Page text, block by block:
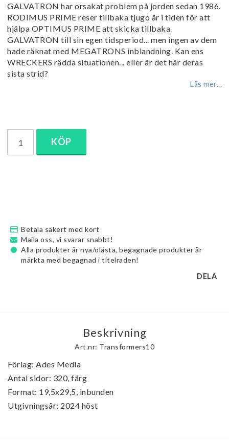
GALVATRON har orsakat problem på jorden sedan 1986.
RODIMUS PRIME reser tillbaka tjugo år i tiden för att
hjälpa OPTIMUS PRIME att skicka tillbaka
GALVATRON till sin egen tidsperiod... men ingen av dem
hade räknat med MEGATRONS inblandning. Kan ens
WRECKERS rädda situationen... eller är det här deras
sista strid?
Läs mer...
KÖP
Betala säkert med kort
Maila oss, vi svarar snabbt!
Alla produkter är nya/olästa, begagnade produkter är
märkta med begagnad i titelraden!
DELA
Beskrivning
Art.nr: Transformers10
Förlag: Ades Media
Antal sidor: 320, färg
Format: 19,5x29,5, inbunden
Utgivningsår: 2024 höst